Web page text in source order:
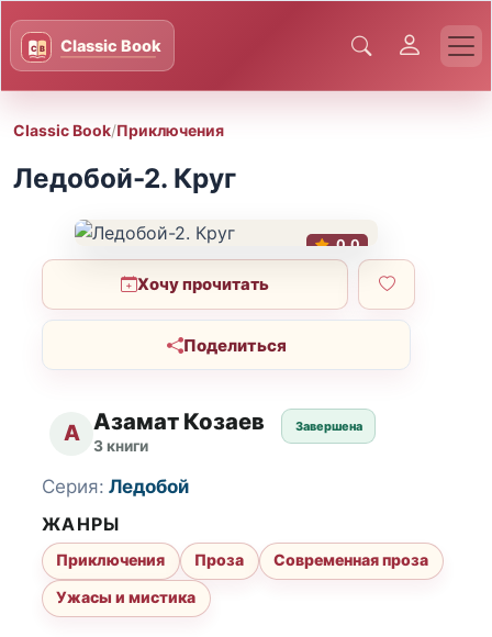
Classic Book/Приключения
Ледобой-2. Круг
0.0
Хочу прочитать
Поделиться
А Азамат Козаев
3 книги
Завершена
Серия: Ледобой
ЖАНРЫ
Приключения Проза
Современная проза
Ужасы и мистика